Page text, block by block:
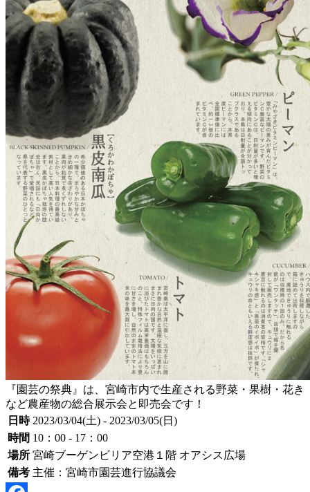
『園芸の祭典』は、宮崎市内で生産される野菜・果樹・花き
など農産物の総合展示会と即売会です！
日時 2023/03/04(土) - 2023/03/05(日)
時間 10：00 - 17：00
場所 宮崎ブーゲンビリア空港１階 オアシス広場
備考 主催：宮崎市園芸進行協議会